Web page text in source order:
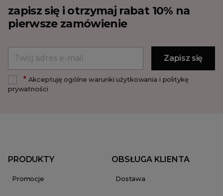
zapisz się i otrzymaj rabat 10% na
pierwsze zamówienie
*Akceptuję ogólne warunki użytkowania i politykę
prywatności
PRODUKTY
Promocje
OBSŁUGA KLIENTA
Dostawa